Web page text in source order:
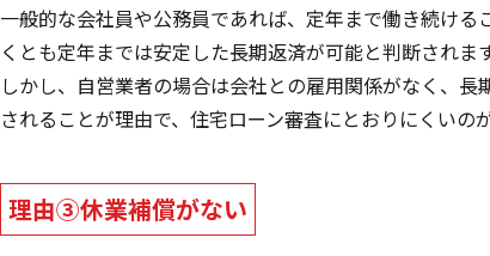
一般的な会社員や公務員であれば、定年まで働き続け
くとも定年までは安定した長期返済が可能と判断されます
しかし、自営業者の場合は会社との雇用関係がなく、
されることが理由で、住宅ローン審査にとおりにくいの
理由③休業補償がない